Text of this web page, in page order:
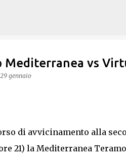
Mediterranea vs
29 gennaio
di avvicinamento alla
21) la Mediterranea